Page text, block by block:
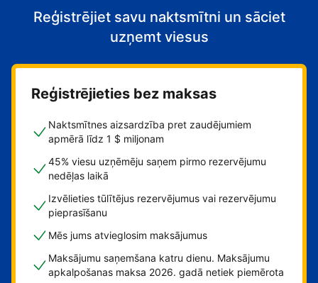
Reģistrējiet savu naktsmītni un sāciet
uzņemt viesus
Reģistrējieties bez maksas
Naktsmītnes aizsardzība pret zaudējumiem
apmērā līdz 1 $ miljonam
45% viesu uzņēmēju saņem pirmo rezervējumu
nedēļas laikā
Izvēlieties tūlītējus rezervējumus vai rezervējumu
pieprasīšanu
Mēs jums atvieglosim maksājumus
Maksājumu saņemšana katru dienu. Maksājumu
apkalpošanas maksa 2026. gadā netiek piemērota